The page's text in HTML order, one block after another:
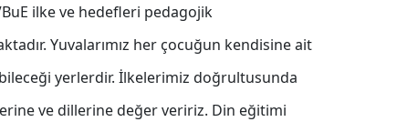
ilke ve hedefleri pedagojik
Yuvalarımız her çocuğun kendisine ait
yerlerdir. İlkelerimiz doğrultusunda
ve dillerine değer veririz. Din eğitimi